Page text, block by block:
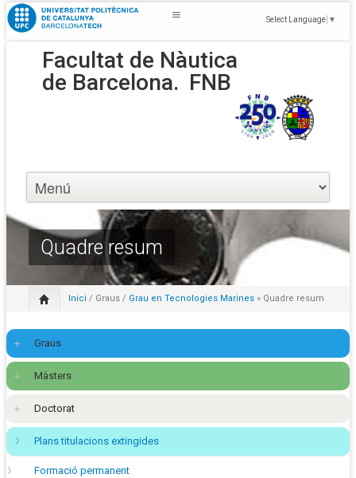
Select Language ▼
Facultat de Nàutica
de Barcelona. FNB
Quadre resum
Inici / Graus / Grau en Tecnologies Marines » Quadre resum
Graus
Màsters
Doctorat
Plans titulacions extingides
Formació permanent